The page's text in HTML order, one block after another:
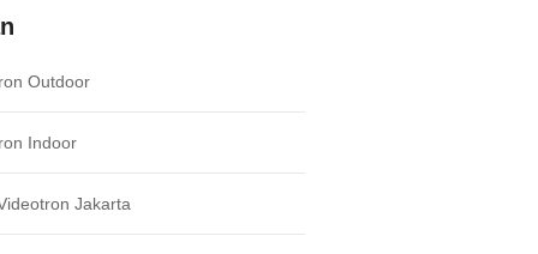
Outdoor
Indoor
Jakarta